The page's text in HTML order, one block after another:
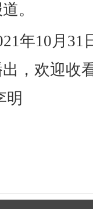
。
10月31
，欢迎收
明